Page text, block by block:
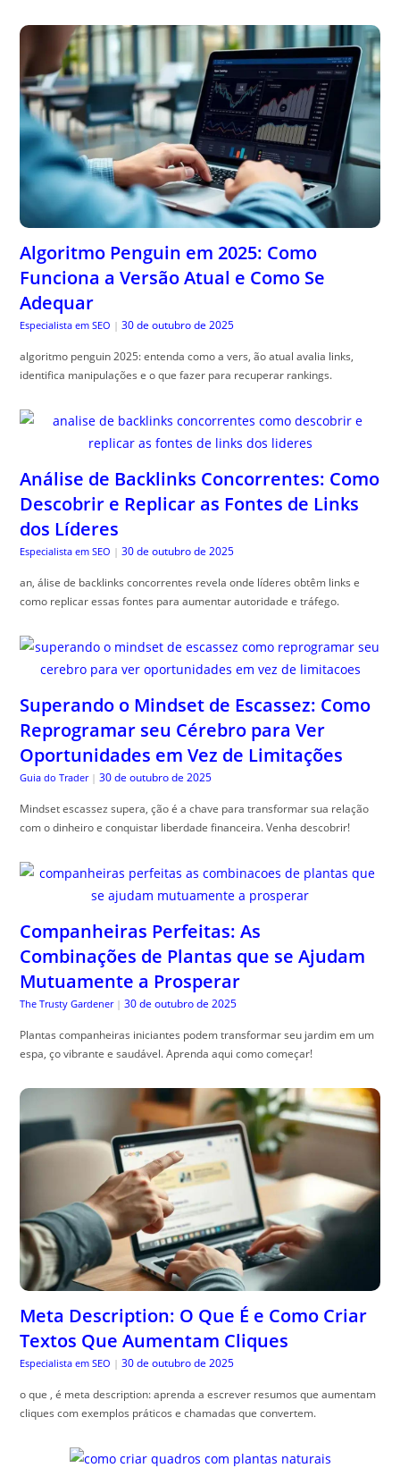
Algoritmo Penguin em 2025: Como
Funciona a Versão Atual e Como Se
Adequar
Especialista em SEO | 30 de outubro de 2025
algoritmo penguin 2025: entenda como a vers, ão atual avalia links,
identifica manipulações e o que fazer para recuperar rankings.
Análise de Backlinks Concorrentes: Como
Descobrir e Replicar as Fontes de Links
dos Líderes
Especialista em SEO | 30 de outubro de 2025
an, álise de backlinks concorrentes revela onde líderes obtêm links e
como replicar essas fontes para aumentar autoridade e tráfego.
Superando o Mindset de Escassez: Como
Reprogramar seu Cérebro para Ver
Oportunidades em Vez de Limitações
Guia do Trader | 30 de outubro de 2025
Mindset escassez supera, ção é a chave para transformar sua relação
com o dinheiro e conquistar liberdade financeira. Venha descobrir!
Companheiras Perfeitas: As
Combinações de Plantas que se Ajudam
Mutuamente a Prosperar
The Trusty Gardener | 30 de outubro de 2025
Plantas companheiras iniciantes podem transformar seu jardim em um
espa, ço vibrante e saudável. Aprenda aqui como começar!
Meta Description: O Que É e Como Criar
Textos Que Aumentam Cliques
Especialista em SEO | 30 de outubro de 2025
o que , é meta description: aprenda a escrever resumos que aumentam
cliques com exemplos práticos e chamadas que convertem.